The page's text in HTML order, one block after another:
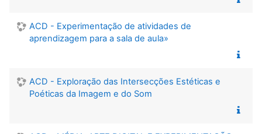
ACD - Experimentação de atividades de
aprendizagem para a sala de aula»
ACD - Exploração das Intersecções Estéticas e
Poéticas da Imagem e do Som